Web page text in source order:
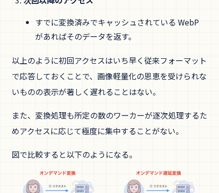
すでに変換済みでキャッシュされている WebP
があればそのデータを返す。
以上のように初回アクセスはいち早く従来フォーマット
で応答しておくことで、画像軽量化の恩恵を受けられな
いものの表示が著しく遅れることはない。
また、変換処理も所定の数のワーカーが逐次処理するた
めアクセスに応じて極度に集中することがない。
図で比較すると以下のようになる。